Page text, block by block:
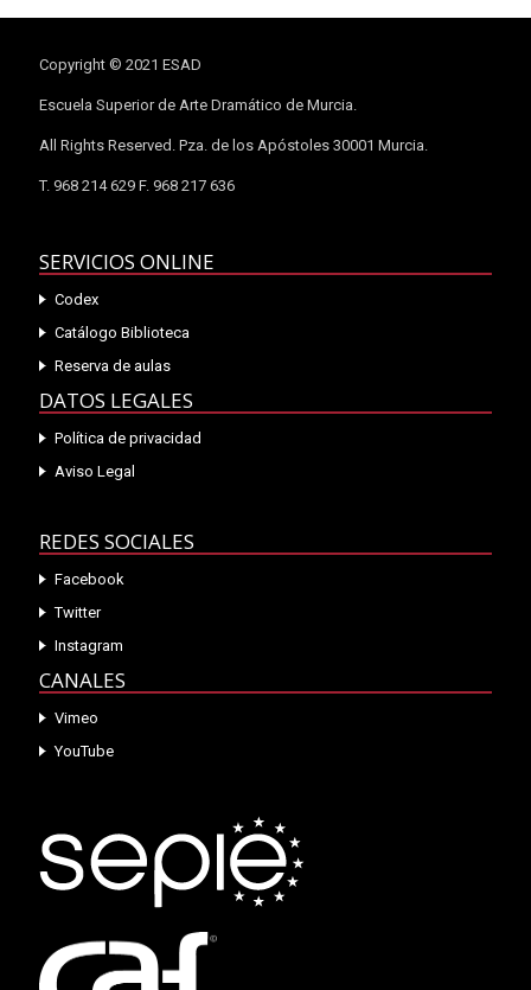
Copyright © 2021 ESAD
Escuela Superior de Arte Dramático de Murcia.
All Rights Reserved. Pza. de los Apóstoles 30001 Murcia.
T. 968 214 629 F. 968 217 636
SERVICIOS ONLINE
Codex
Catálogo Biblioteca
Reserva de aulas
DATOS LEGALES
Política de privacidad
Aviso Legal
REDES SOCIALES
Facebook
Twitter
Instagram
CANALES
Vimeo
YouTube